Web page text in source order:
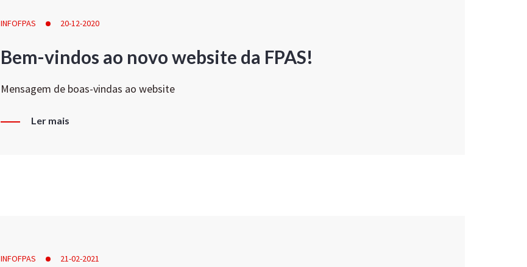
INFOFPAS 20-12-2020
Bem-vindos ao novo website da FPAS!
Mensagem de boas-vindas ao website
Ler mais
INFOFPAS 21-02-2021